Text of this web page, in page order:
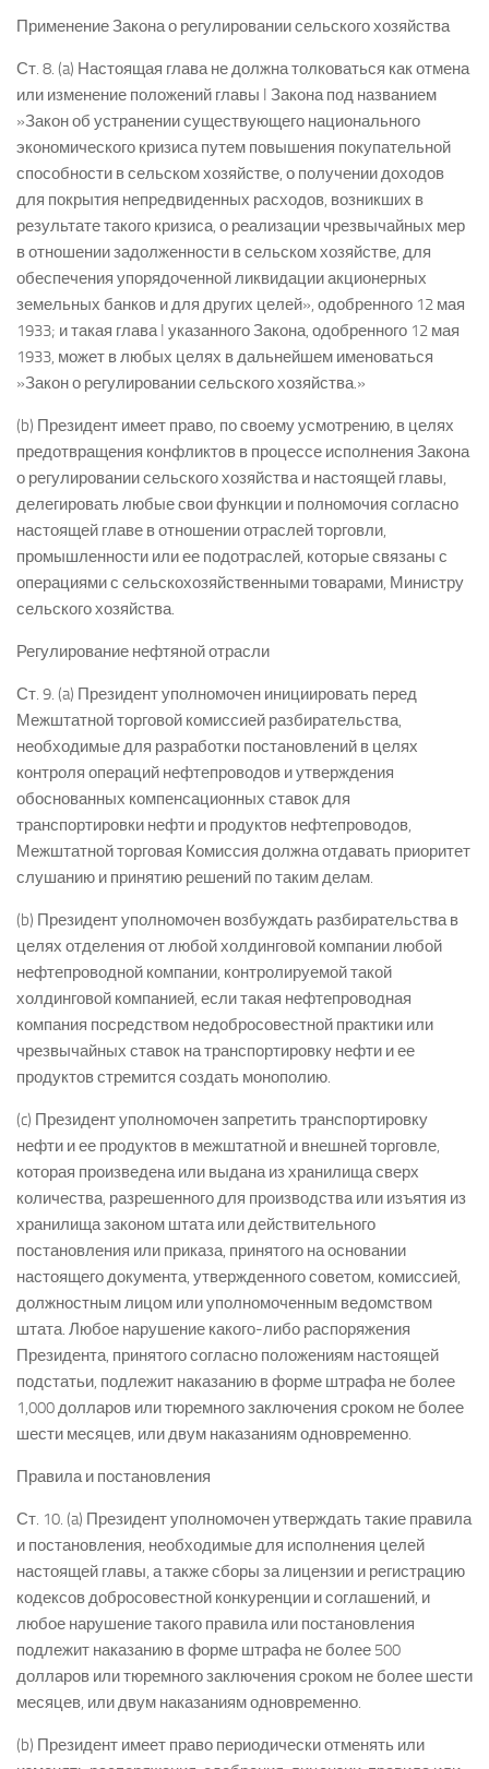
Применение Закона о регулировании сельского хозяйства
Ст. 8. (a) Настоящая глава не должна толковаться как отмена
или изменение положений главы I Закона под названием
»Закон об устранении существующего национального
экономического кризиса путем повышения покупательной
способности в сельском хозяйстве, о получении доходов
для покрытия непредвиденных расходов, возникших в
результате такого кризиса, о реализации чрезвычайных мер
в отношении задолженности в сельском хозяйстве, для
обеспечения упорядоченной ликвидации акционерных
земельных банков и для других целей», одобренного 12 мая
1933; и такая глава I указанного Закона, одобренного 12 мая
1933, может в любых целях в дальнейшем именоваться
»Закон о регулировании сельского хозяйства.»
(b) Президент имеет право, по своему усмотрению, в целях
предотвращения конфликтов в процессе исполнения Закона
о регулировании сельского хозяйства и настоящей главы,
делегировать любые свои функции и полномочия согласно
настоящей главе в отношении отраслей торговли,
промышленности или ее подотраслей, которые связаны с
операциями с сельскохозяйственными товарами, Министру
сельского хозяйства.
Регулирование нефтяной отрасли
Ст. 9. (a) Президент уполномочен инициировать перед
Межштатной торговой комиссией разбирательства,
необходимые для разработки постановлений в целях
контроля операций нефтепроводов и утверждения
обоснованных компенсационных ставок для
транспортировки нефти и продуктов нефтепроводов,
Межштатной торговая Комиссия должна отдавать приоритет
слушанию и принятию решений по таким делам.
(b) Президент уполномочен возбуждать разбирательства в
целях отделения от любой холдинговой компании любой
нефтепроводной компании, контролируемой такой
холдинговой компанией, если такая нефтепроводная
компания посредством недобросовестной практики или
чрезвычайных ставок на транспортировку нефти и ее
продуктов стремится создать монополию.
(c) Президент уполномочен запретить транспортировку
нефти и ее продуктов в межштатной и внешней торговле,
которая произведена или выдана из хранилища сверх
количества, разрешенного для производства или изъятия из
хранилища законом штата или действительного
постановления или приказа, принятого на основании
настоящего документа, утвержденного советом, комиссией,
должностным лицом или уполномоченным ведомством
штата. Любое нарушение какого-либо распоряжения
Президента, принятого согласно положениям настоящей
подстатьи, подлежит наказанию в форме штрафа не более
1,000 долларов или тюремного заключения сроком не более
шести месяцев, или двум наказаниям одновременно.
Правила и постановления
Ст. 10. (a) Президент уполномочен утверждать такие правила
и постановления, необходимые для исполнения целей
настоящей главы, а также сборы за лицензии и регистрацию
кодексов добросовестной конкуренции и соглашений, и
любое нарушение такого правила или постановления
подлежит наказанию в форме штрафа не более 500
долларов или тюремного заключения сроком не более шести
месяцев, или двум наказаниям одновременно.
(b) Президент имеет право периодически отменять или